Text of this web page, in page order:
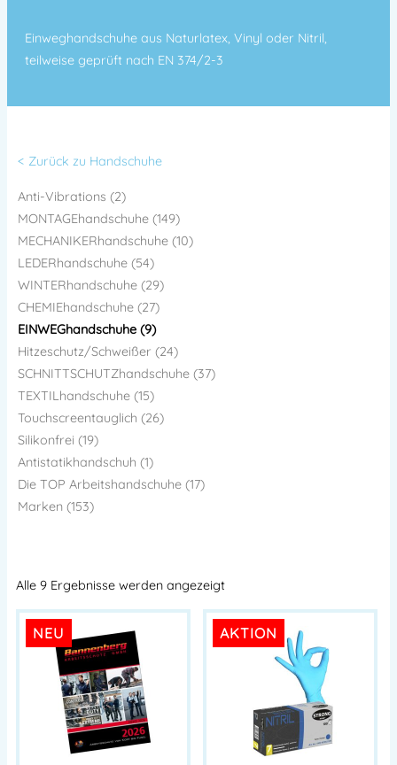
Einweghandschuhe aus Naturlatex, Vinyl oder Nitril,
teilweise geprüft nach EN 374/2-3
< Zurück zu Handschuhe
Anti-Vibrations (2)
MONTAGEhandschuhe (149)
MECHANIKERhandschuhe (10)
LEDERhandschuhe (54)
WINTERhandschuhe (29)
CHEMIEhandschuhe (27)
EINWEGhandschuhe (9)
Hitzeschutz/Schweißer (24)
SCHNITTSCHUTZhandschuhe (37)
TEXTILhandschuhe (15)
Touchscreentauglich (26)
Silikonfrei (19)
Antistatikhandschuh (1)
Die TOP Arbeitshandschuhe (17)
Marken (153)
Alle 9 Ergebnisse werden angezeigt
NEU AKTION